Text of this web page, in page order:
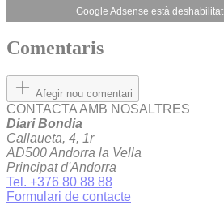
Google Adsense està deshabilitat.
Comentaris
Afegir nou comentari
CONTACTA AMB NOSALTRES
Diari Bondia
Callaueta, 4, 1r
AD500 Andorra la Vella
Principat d'Andorra
Tel. +376 80 88 88
Formulari de contacte